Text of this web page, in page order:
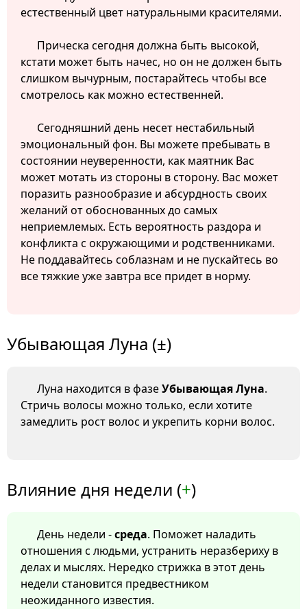
естественный цвет натуральными красителями.
Прическа сегодня должна быть высокой,
кстати может быть начес, но он не должен быть
слишком вычурным, постарайтесь чтобы все
смотрелось как можно естественней.
Сегодняшний день несет нестабильный
эмоциональный фон. Вы можете пребывать в
состоянии неуверенности, как маятник Вас
может мотать из стороны в сторону. Вас может
поразить разнообразие и абсурдность своих
желаний от обоснованных до самых
неприемлемых. Есть вероятность раздора и
конфликта с окружающими и родственниками.
Не поддавайтесь соблазнам и не пускайтесь во
все тяжкие уже завтра все придет в норму.
Убывающая Луна (±)
Луна находится в фазеУбывающая Луна.
Стричь волосы можно только, если хотите
замедлить рост волос и укрепить корни волос.
Влияние дня недели (+)
День недели -среда. Поможет наладить
отношения с людьми, устранить неразбериху в
делах и мыслях. Нередко стрижка в этот день
недели становится предвестником
неожиданного известия.